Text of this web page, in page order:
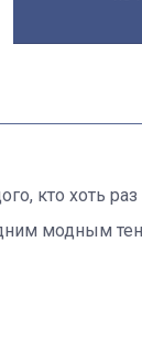
кто хоть
модным